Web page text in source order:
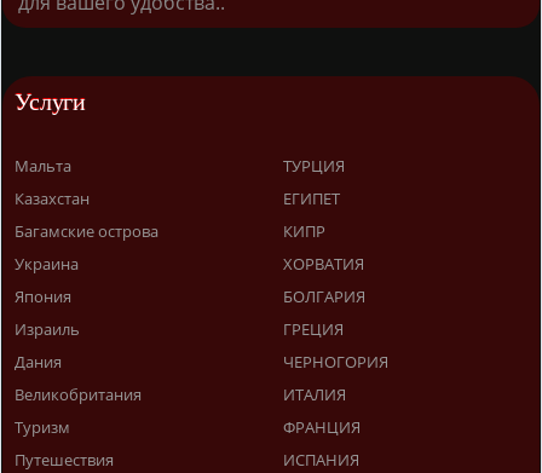
Услуги
Мальта
Казахстан
Багамские острова
Украина
Япония
Израиль
Дания
Великобритания
Туризм
Путешествия
ТУРЦИЯ
ЕГИПЕТ
КИПР
ХОРВАТИЯ
БОЛГАРИЯ
ГРЕЦИЯ
ЧЕРНОГОРИЯ
ИТАЛИЯ
ФРАНЦИЯ
ИСПАНИЯ